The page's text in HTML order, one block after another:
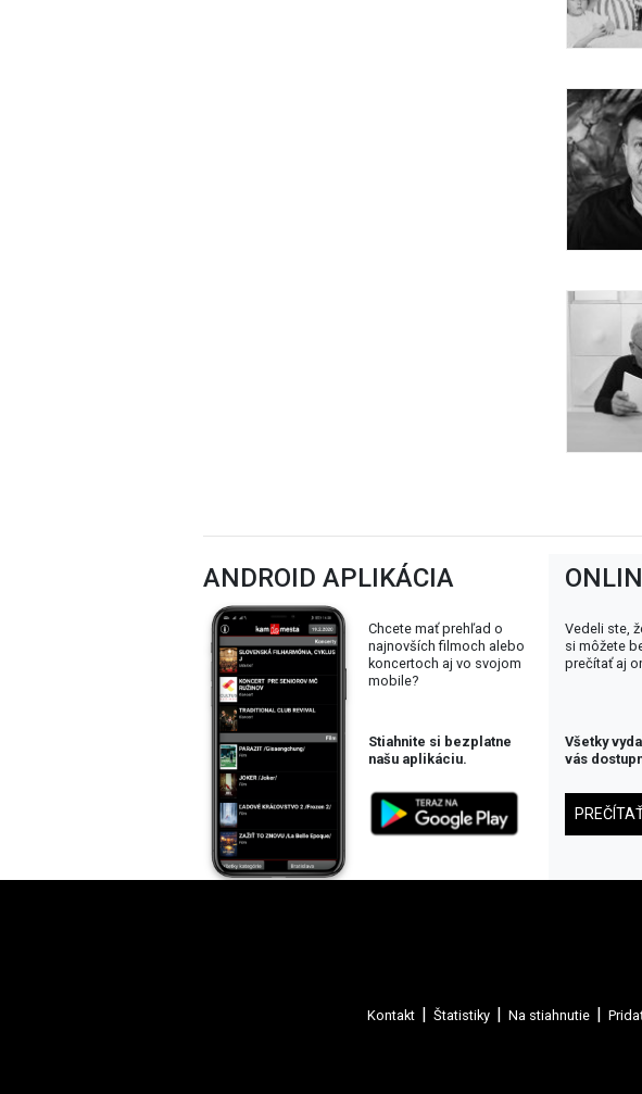
ANDROID APLIKÁCIA
Chcete mať prehľad o
najnovších filmoch alebo
koncertoch aj vo svojom
mobile?
Stiahnite si bezplatne
našu aplikáciu.
Vedeli ste,
si môžete
prečítať aj
Všetky
vás
Kontakt Štatistiky Na stiahnutie